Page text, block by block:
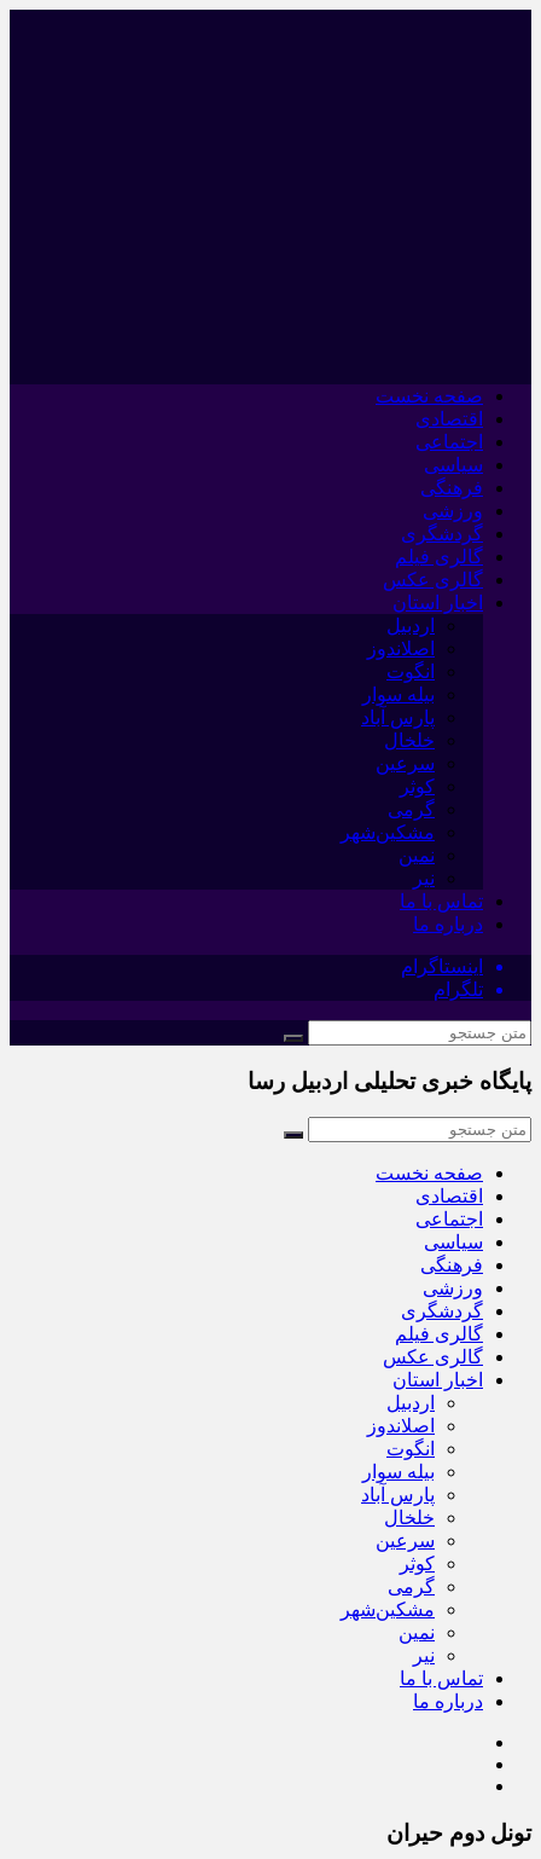
صفحه نخست
اقتصادی
اجتماعی
سیاسی
فرهنگی
ورزشی
گردشگری
گالری فیلم
گالری عکس
اخبار استان
اردبیل
اصلاندوز
انگوت
بیله سوار
پارس آباد
خلخال
سرعین
کوثر
گرمی
مشکین‌شهر
نمین
نیر
تماس با ما
درباره ما
اینستاگرام
تلگرام
پایگاه خبری تحلیلی اردبیل رسا
صفحه نخست
اقتصادی
اجتماعی
سیاسی
فرهنگی
ورزشی
گردشگری
گالری فیلم
گالری عکس
اخبار استان
اردبیل
اصلاندوز
انگوت
بیله سوار
پارس آباد
خلخال
سرعین
کوثر
گرمی
مشکین‌شهر
نمین
نیر
تماس با ما
درباره ما
تونل دوم حیران